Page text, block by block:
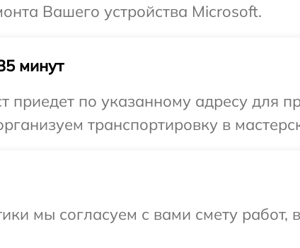
Вашего устройства Microsoft.
минут
приедет по указанному адресу для
транспортировку в
мы согласуем с вами смету